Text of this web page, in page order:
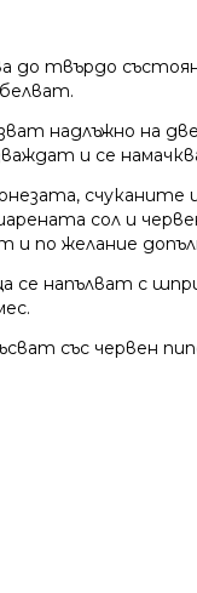
до твърдо
надлъжно на
и се
счуканите
сол и
и по желание
се напълват с
със червен